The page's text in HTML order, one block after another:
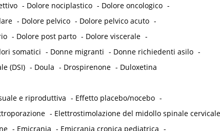
- Dolore nociplastico - Dolore oncologico -
- Dolore pelvico - Dolore pelvico acuto -
- Dolore post parto - Dolore viscerale -
somatici - Donne migranti - Donne richiedenti asilo -
(DSI) - Doula - Drospirenone - Duloxetina
e riproduttiva - Effetto placebo/nocebo -
- Elettrostimolazione del midollo spinale cervicale
- Emicrania - Emicrania cronica pediatrica -